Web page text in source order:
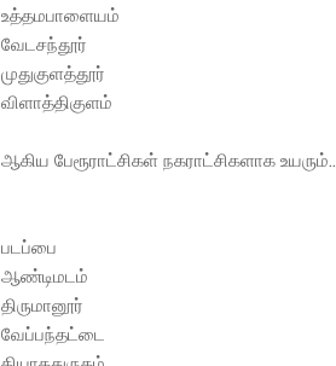
உத்தமபாளையம்
வேடசந்தூர்
முதுகுளத்தூர்
விளாத்திகுளம்
ஆகிய பேரூராட்சிகள் நகராட்சிகளாக
படப்பை
ஆண்டிமடம்
திருமானூர்
வேப்பந்தட்டை